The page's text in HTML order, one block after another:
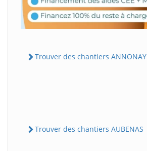
Trouver des chantiers ANNONAY
Trouver des chantiers AUBENAS